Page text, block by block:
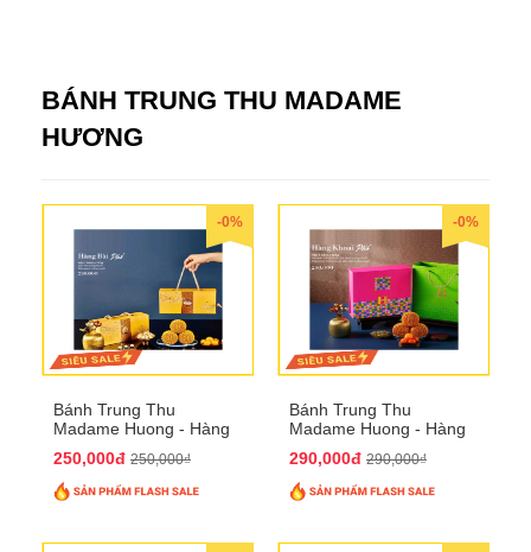
BÁNH TRUNG THU MADAME
HƯƠNG
-0%
Bánh Trung Thu
Madame Huong - Hàng
250,000đ 250,000₫
-0%
Bánh Trung Thu
Madame Huong - Hàng
290,000đ 290,000₫